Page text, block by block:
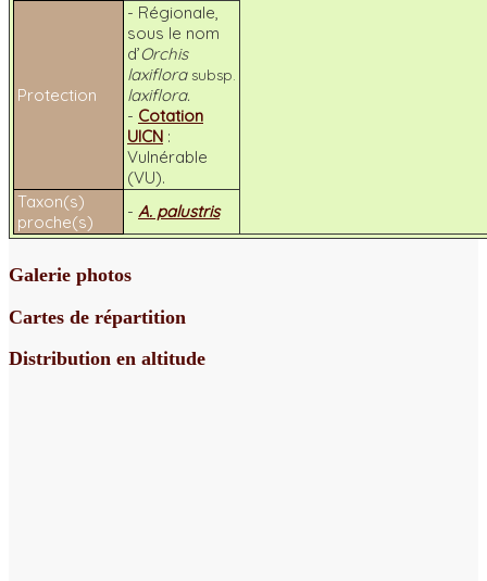
Protection
- Régionale,
sous le nom
d’Orchis
laxiflora subsp.
laxiflora.
- Cotation
UICN :
Vulnérable
(VU).
Taxon(s)
proche(s)
- A. palustris
Galerie photos
Cartes de répartition
Distribution en altitude